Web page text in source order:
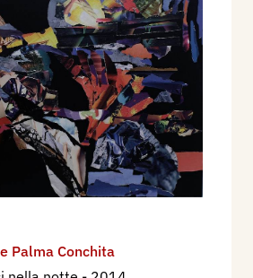
stato di grazia, continuando ad
osmosi con la pittura (o
2020
la pittura di
di espressione informale-
ad una creatività libera ed
uguali, in un tessuto
Palma Conchita